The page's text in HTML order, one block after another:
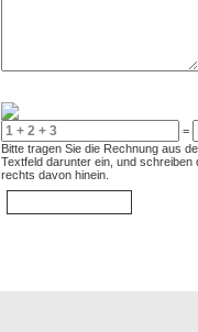
=
Bitte tragen Sie die Rechnung aus
Textfeld darunter ein, und schreiben
rechts davon hinein.